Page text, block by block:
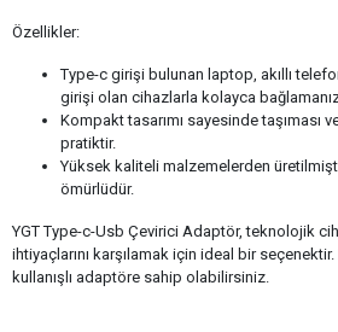
Özellikler:
Type-c girişi bulunan laptop, akıllı
girişi olan cihazlarla kolayca
Kompakt tasarımı sayesinde taşıması
pratiktir.
Yüksek kaliteli malzemelerden
ömürlüdür.
YGT Type-c-Usb Çevirici Adaptör, teknolojik
ihtiyaçlarını karşılamak için ideal bir
kullanışlı adaptöre sahip olabilirsiniz.